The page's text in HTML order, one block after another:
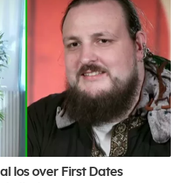
los over First Dates